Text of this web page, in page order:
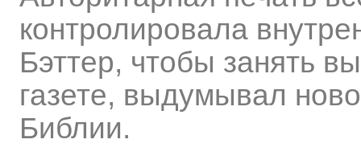
контролировала
Бэттер, чтобы занять
газете, выдумывал
Библии.